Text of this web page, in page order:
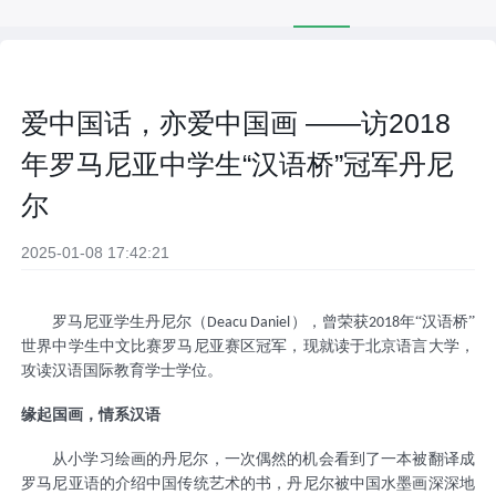
爱中国话，亦爱中国画 ——访2018
年罗马尼亚中学生“汉语桥”冠军丹尼
尔
2025-01-08 17:42:21
罗马尼亚学生丹尼尔（ Deacu Daniel） ，曾荣获2018年“汉语桥”
世界中学生中文比赛罗马尼亚赛区冠军，现就读于北京语言大学，
攻读汉语国际教育学士学位。
缘起国画，情系汉语
从小学习绘画的丹尼尔，一次偶然的机会看到了一本被翻译成
罗马尼亚语的介绍中国传统艺术的书 ，丹尼尔被中国水墨画深深地